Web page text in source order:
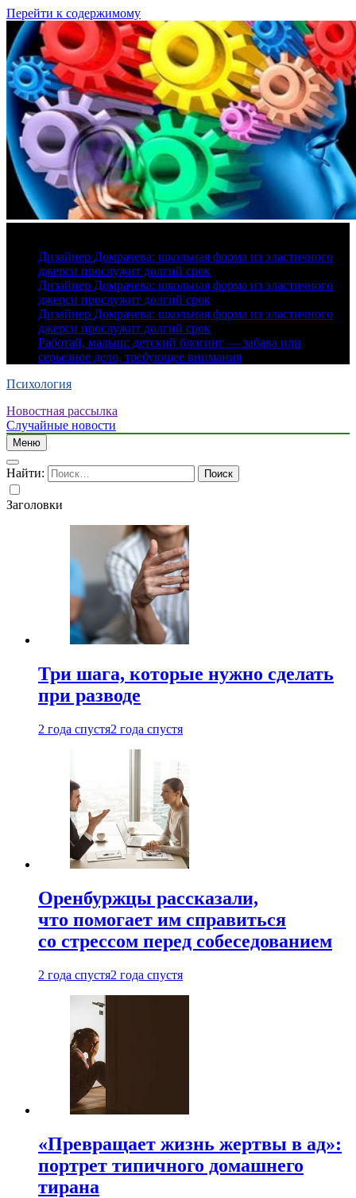
Перейти к содержимому
Дизайнер Домрачева: школьная форма из эластичного
джерси прослужит долгий срок
Дизайнер Домрачева: школьная форма из эластичного
джерси прослужит долгий срок
Дизайнер Домрачева: школьная форма из эластичного
джерси прослужит долгий срок
Работай, малыш: детский блогинг — забава или
серьезное дело, требующее внимания
Психология
Новостная рассылка
Случайные новости
Меню
Найти:
Заголовки
Три шага, которые нужно сделать
при разводе
2 года спустя2 года спустя
Оренбуржцы рассказали,
что помогает им справиться
со стрессом перед собеседованием
2 года спустя2 года спустя
«Превращает жизнь жертвы в ад»:
портрет типичного домашнего
тирана